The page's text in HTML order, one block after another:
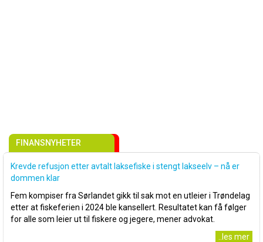
FINANSNYHETER
Krevde refusjon etter avtalt laksefiske i stengt lakseelv – nå er
dommen klar
Fem kompiser fra Sørlandet gikk til sak mot en utleier i Trøndelag
etter at fiskeferien i 2024 ble kansellert. Resultatet kan få følger
for alle som leier ut til fiskere og jegere, mener advokat.
..les mer